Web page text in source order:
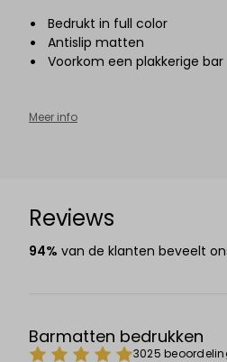
Bedrukt in full color
Antislip matten
Voorkom een plakkerige bar
Meer info
Reviews
94% van de klanten beveelt
Barmatten bedrukken
3025